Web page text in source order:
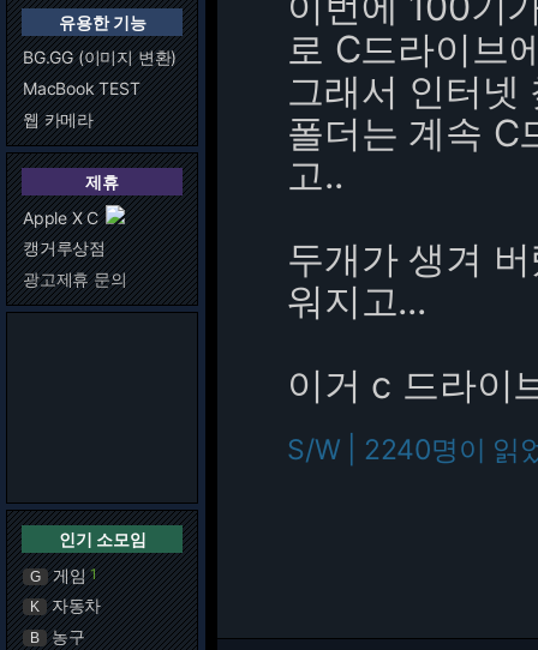
유용한 기능
BG.GG (이미지 변환)
MacBook TEST
웹 카메라
제휴
Apple X C
캥거루상점
광고제휴 문의
인기 소모임
G 게임 1
K 자동차
B 농구
로 C드라이브
그래서 인터넷
폴더는 계속 C
고..
두개가 생겨
워지고...
이거 c 드라이
S/W | 2240명이 읽